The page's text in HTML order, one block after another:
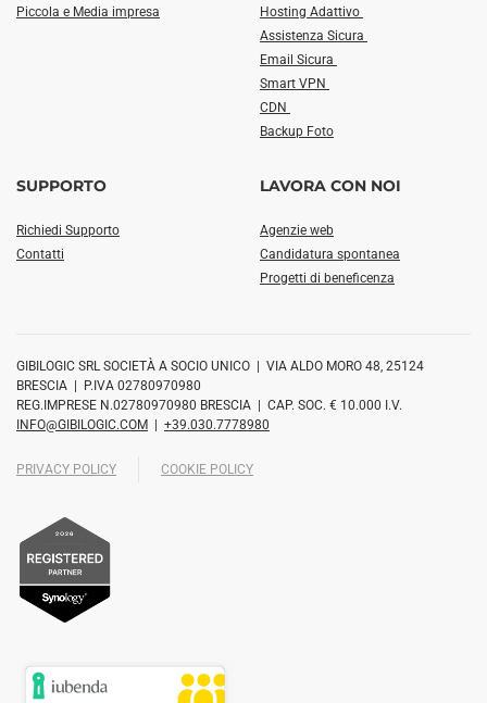
Piccola e Media impresa
Hosting Adattivo
Assistenza Sicura
Email Sicura
Smart VPN
CDN
Backup Foto
SUPPORTO
Richiedi Supporto
Contatti
LAVORA CON NOI
Agenzie web
Candidatura spontanea
Progetti di beneficenza
GIBILOGIC SRL SOCIETÀ A SOCIO UNICO | VIA ALDO MORO 48, 25124
BRESCIA | P.IVA 02780970980
REG.IMPRESE N.02780970980 BRESCIA | CAP. SOC. € 10.000 I.V.
INFO@GIBILOGIC.COM
+39.030.7778980
PRIVACY POLICY COOKIE POLICY